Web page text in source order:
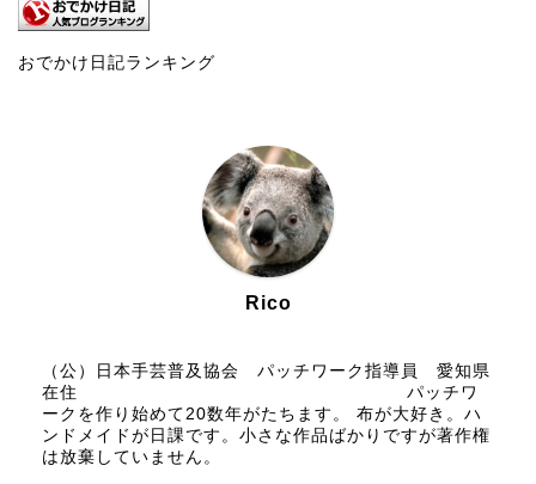
おでかけ日記ランキング
Rico
（公）日本手芸普及協会 パッチワーク指導員 愛知県
在住 パッチワ
ークを作り始めて20数年がたちます。 布が大好き。ハ
ンドメイドが日課です。小さな作品ばかりですが著作権
は放棄していません。